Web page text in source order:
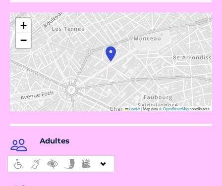
+
−
Leaflet|Map data ©OpenStreetMapcontributors
Adultes